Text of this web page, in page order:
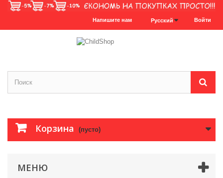
Войти
Русский
Напишите нам
Корзина (пусто)
МЕНЮ